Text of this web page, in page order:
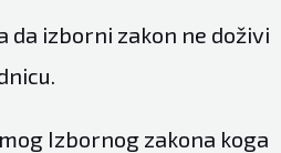
da izborni zakon ne doživi
Izbornog zakona koga